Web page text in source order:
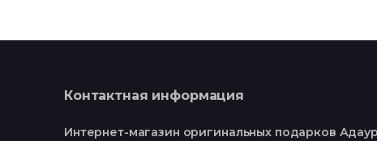
Контактная информация
Интернет-магазин оригинальных подарков